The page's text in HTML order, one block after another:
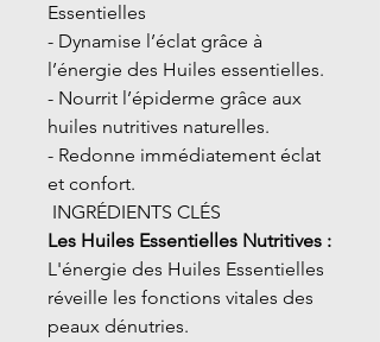
Essentielles
- Dynamise l’éclat grâce à
l’énergie des Huiles essentielles.
- Nourrit l’épiderme grâce aux
huiles nutritives naturelles.
- Redonne immédiatement éclat
et confort.
INGRÉDIENTS CLÉS
Les Huiles Essentielles Nutritives :
L'énergie des Huiles Essentielles
réveille les fonctions vitales des
peaux dénutries.